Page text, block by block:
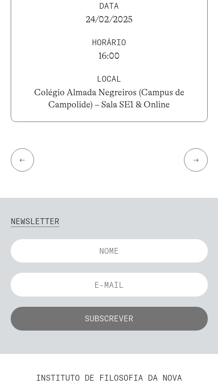
DATA
24/02/2025
HORÁRIO
16:00
LOCAL
Colégio Almada Negreiros (Campus de
Campolide) – Sala SE1 & Online
← →
NEWSLETTER
INSTITUTO DE FILOSOFIA DA NOVA